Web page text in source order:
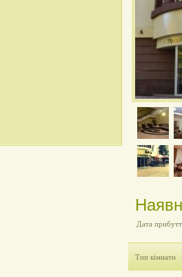
Дата
Тип кімнати